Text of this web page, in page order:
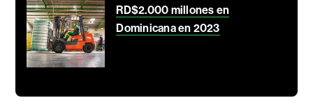
RD$2.000 millones en
Dominicana en 2023